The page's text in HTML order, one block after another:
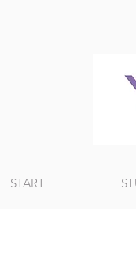
START